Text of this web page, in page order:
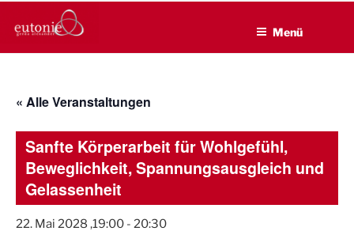
Inhalt
EUTONIE.DE
Lebensbalance durch körperliche Selbsterfahrung
Menü
« Alle Veranstaltungen
Sanfte Körperarbeit für Wohlgefühl,
Beweglichkeit, Spannungsausgleich und
Gelassenheit
22. Mai 2028 ,19:00 - 20:30